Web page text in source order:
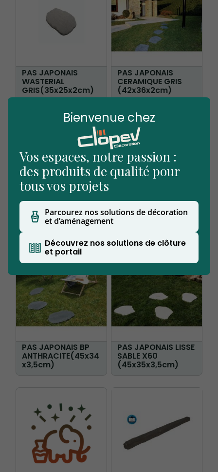
PAS JAPONAIS
WASTERIAL
GRIS(35x25x2cm)
PAS JAPONAIS
CERAMIQUE GRIS
(42x36x2cm)
PAS JAPONAIS
PIERRE BLEU
(43x32x3,5cm)
PAS JAPONAIS SEINE
NOIR (36x26x4cm)
PAS JAPONAIS BP
ANTHRACITE(45x34
x3,5cm)
PAS JAPONAIS LISSE
SABLE X60
(45x35x3,5cm)
Bienvenue chez
Vos espaces, notre passion :
des produits de qualité pour
tous vos projets
Parcourez nos solutions de décoration
et d’aménagement
Découvrez nos solutions de clôture
et portail